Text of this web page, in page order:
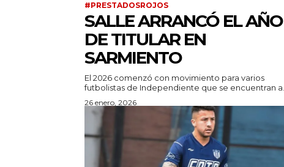
#PRESTADOSROJOS
SALLE ARRANCÓ EL AÑO
DE TITULAR EN
SARMIENTO
El 2026 comenzó con movimiento para varios
futbolistas de Independiente que se encuentran a...
26 enero, 2026